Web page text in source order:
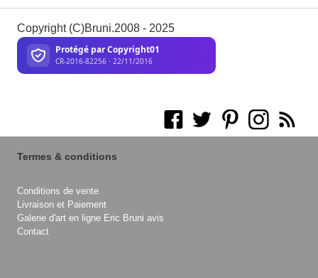
Copyright (C)Bruni.2008 - 2025
Termes & conditions
Conditions de vente
Livraison et Paiement
Galerie d'art en ligne Eric Bruni avis
Contact